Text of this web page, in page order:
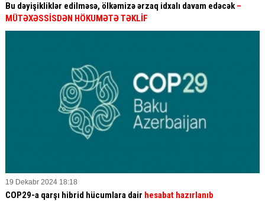
Bu dəyişikliklər edilməsə, ölkəmizə ərzaq idxalı davam edəcək–
MÜTƏXƏSSİSDƏN HÖKUMƏTƏ TƏKLİF
19 Dekabr 2024 18:18
COP29-a qarşı hibrid hücumlara dair hesabat hazırlanıb